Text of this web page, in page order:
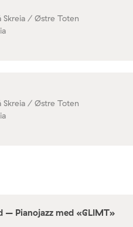
Skreia / Østre Toten
Skreia / Østre Toten
– Pianojazz med «GLIMT»